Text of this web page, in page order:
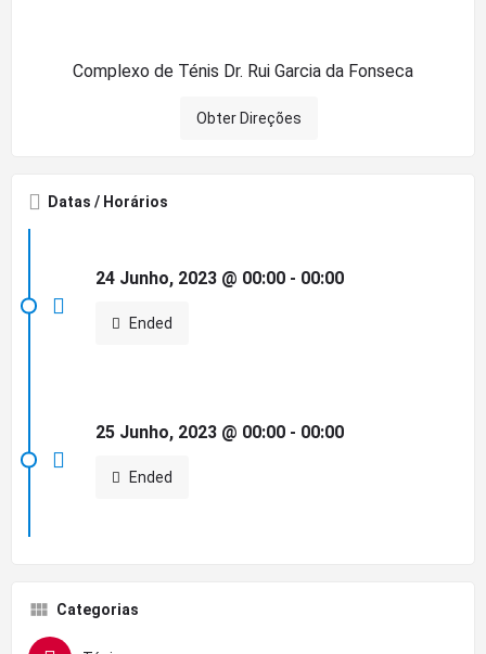
Complexo de Ténis Dr. Rui Garcia da Fonseca
Obter Direções
Datas / Horários
24 Junho, 2023 @ 00:00 - 00:00
Ended
25 Junho, 2023 @ 00:00 - 00:00
Ended
Categorias